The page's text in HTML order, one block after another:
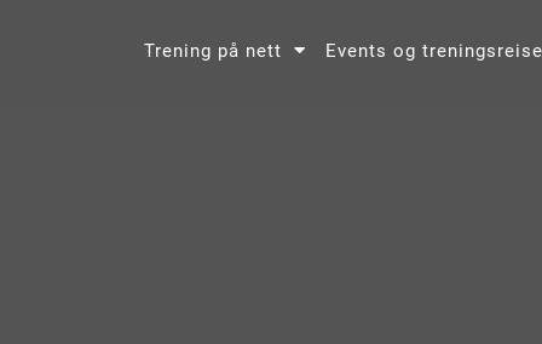
Trening på nett Events og